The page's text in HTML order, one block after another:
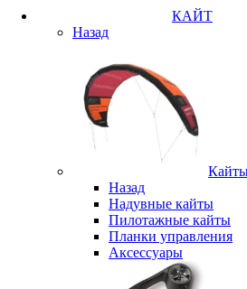
КАЙТ
Назад
Назад
Надувные кайты
Пилотажные кайты
Планки управления
Аксессуары